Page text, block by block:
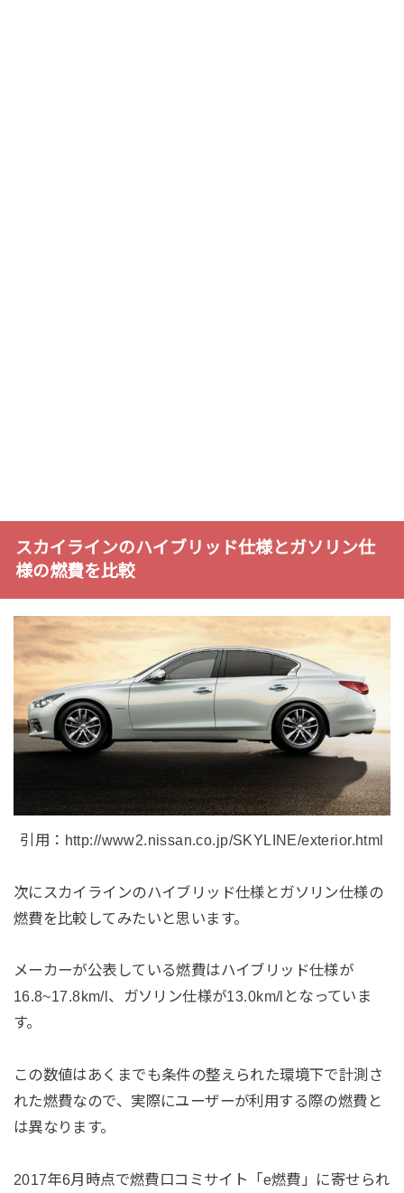
スカイラインのハイブリッド仕様とガソリン仕
様の燃費を比較
引用：http://www2.nissan.co.jp/SKYLINE/exterior.html
次にスカイラインのハイブリッド仕様とガソリン仕様の
燃費を比較してみたいと思います。
メーカーが公表している燃費はハイブリッド仕様が
16.8~17.8km/l、ガソリン仕様が13.0km/lとなっていま
す。
この数値はあくまでも条件の整えられた環境下で計測さ
れた燃費なので、実際にユーザーが利用する際の燃費と
は異なります。
2017年6月時点で燃費口コミサイト「e燃費」に寄せられ